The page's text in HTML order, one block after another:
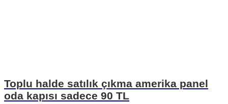
Toplu halde satılık çıkma amerika panel
oda kapısı sadece 90 TL